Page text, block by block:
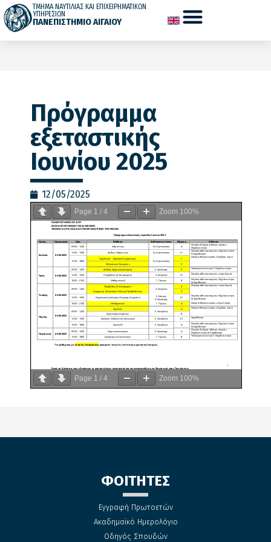
ΤΜΗΜΑ ΝΑΥΤΙΛΙΑΣ ΚΑΙ ΕΠΙΧΕΙΡΗΜΑΤΙΚΩΝ
ΥΠΗΡΕΣΙΩΝ
ΠΑΝΕΠΙΣΤΗΜΙΟ ΑΙΓΑΙΟΥ
Πρόγραμμα
εξεταστικής
Ιουνίου 2025
12/05/2025
Page 1 / 4 Zoom 100%
Page 1 / 4 Zoom 100%
ΦΟΙΤΗΤΕΣ
Εγγραφή Πρωτοετών
Ακαδημαϊκό Ημερολόγιο
Οδηγός Σπουδών